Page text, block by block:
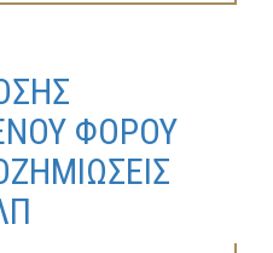
ΦΟΡΟΥ